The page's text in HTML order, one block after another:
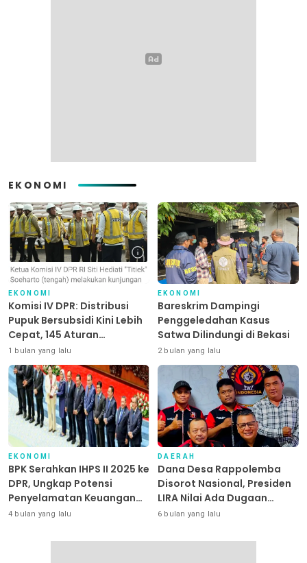
EKONOMI
EKONOMI
Komisi IV DPR: Distribusi
Pupuk Bersubsidi Kini Lebih
Cepat, 145 Aturan
Dipangkas
1 bulan yang lalu
EKONOMI
Bareskrim Dampingi
Penggeledahan Kasus
Satwa Dilindungi di Bekasi
2 bulan yang lalu
EKONOMI
BPK Serahkan IHPS II 2025 ke
DPR, Ungkap Potensi
Penyelamatan Keuangan
Negara Puluhan Triliun
4 bulan yang lalu
DAERAH
Dana Desa Rappolemba
Disorot Nasional, Presiden
LIRA Nilai Ada Dugaan
Abuse of Power
6 bulan yang lalu